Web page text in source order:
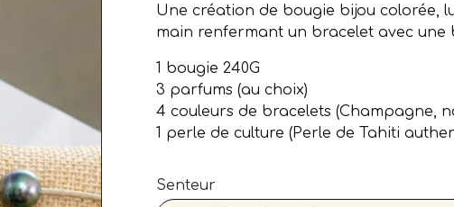
Une création de bougie bijou colorée,
main renfermant un bracelet avec une
1 bougie 240G
3 parfums (au choix)
4 couleurs de bracelets (Champagne,
1 perle de culture (Perle de Tahiti
Senteur